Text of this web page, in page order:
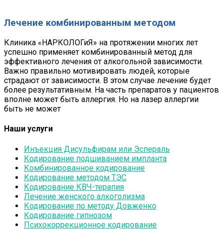
Лечение комбинированным методом
Клиника «НАРКОЛОГиЯ» на протяжении многих лет
успешно применяет комбинированный метод для
эффективного лечения от алкогольной зависимости.
Важно правильно мотивировать людей, которые
страдают от зависимости. В этом случае лечение будет
более результативным. На часть препаратов у пациентов
вполне может быть аллергия. Но на лазер аллергии
быть не может
Наши услуги
Инъекция Дисульфирам или Эспераль
Кодирование подшиванием импланта
Комбинированное кодирование
Кодирование методом ТЭС
Кодирование КВЧ-терапия
Лечение женского алкоголизма
Кодирование по методу Довженко
Кодирование гипнозом
Психокоррекционное кодирование